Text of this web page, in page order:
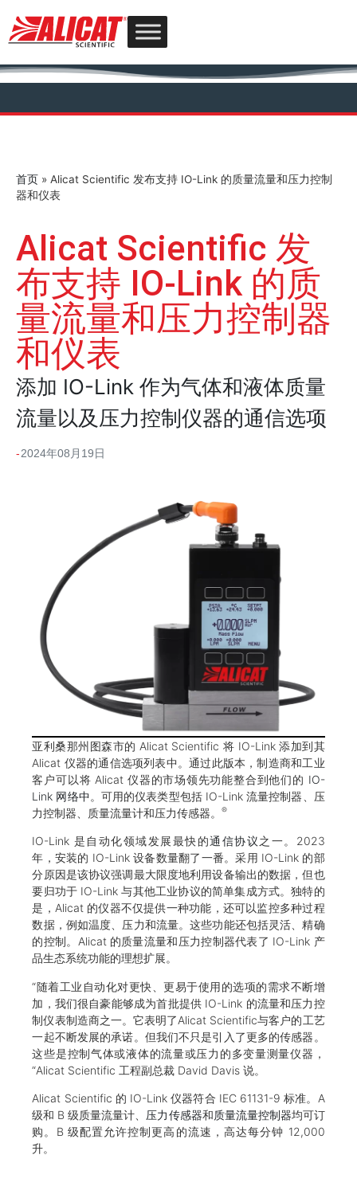
首页 » Alicat Scientific 发布支持 IO-Link 的质量流量和压力控制
器和仪表
Alicat Scientific 发
布支持 IO-Link 的质
量流量和压力控制器
和仪表
添加 IO-Link 作为气体和液体质量
流量以及压力控制仪器的通信选项
2024年08月19日
亚利桑那州图森市的 Alicat Scientific 将 IO-Link 添加到其
Alicat 仪器的通信选项列表中。通过此版本，制造商和工业
客户可以将 Alicat 仪器的市场领先功能整合到他们的 IO-
Link 网络中。可用的仪表类型包括 IO-Link 流量控制器、压
力控制器、质量流量计和压力传感器。®
IO-Link 是自动化领域发展最快的通信协议之一。2023
年，安装的 IO-Link 设备数量翻了一番。采用 IO-Link 的部
分原因是该协议强调最大限度地利用设备输出的数据，但也
要归功于 IO-Link 与其他工业协议的简单集成方式。独特的
是，Alicat 的仪器不仅提供一种功能，还可以监控多种过程
数据，例如温度、压力和流量。这些功能还包括灵活、精确
的控制。Alicat 的质量流量和压力控制器代表了 IO-Link 产
品生态系统功能的理想扩展。
“随着工业自动化对更快、更易于使用的选项的需求不断增
加，我们很自豪能够成为首批提供 IO-Link 的流量和压力控
制仪表制造商之一。它表明了Alicat Scientific与客户的工艺
一起不断发展的承诺。但我们不只是引入了更多的传感器。
这些是控制气体或液体的流量或压力的多变量测量仪器，
“Alicat Scientific 工程副总裁 David Davis 说。
Alicat Scientific 的 IO-Link 仪器符合 IEC 61131-9 标准。A
级和 B 级质量流量计、 压力传感器和质量流量控制器均可订
购。B 级配置允许控制更高的流速，高达每分钟 12,000
升。